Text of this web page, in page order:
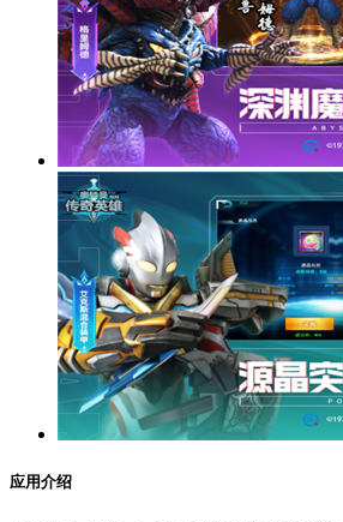
应用介绍